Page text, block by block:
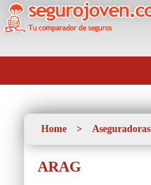
Home > Aseguradoras
ARAG